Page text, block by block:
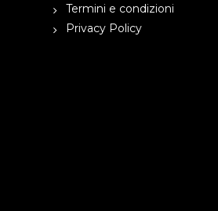
Termini e condizioni
Privacy Policy